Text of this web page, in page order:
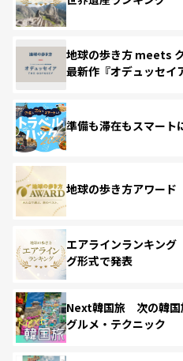
地球の歩き方 meets
最新作『オデュッセイ
準備も滞在もスマー
地球の歩き方アワード
エアラインランキン
グ形式で発表
Next韓国旅 次の韓国
グルメ・テクニック